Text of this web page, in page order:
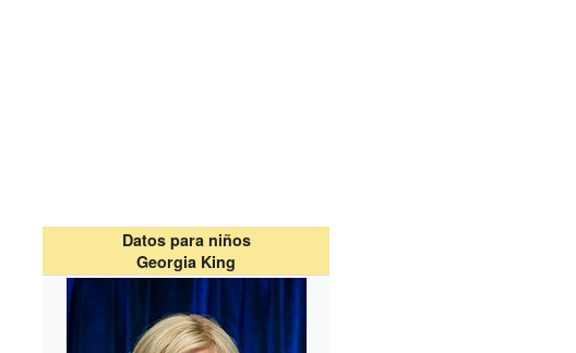
Datos para niños
Georgia King